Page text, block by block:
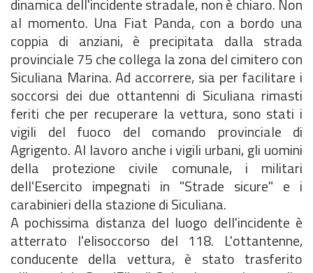
dinamica dell'incidente stradale, non è chiaro. Non
al momento. Una Fiat Panda, con a bordo una
coppia di anziani, è precipitata dalla strada
provinciale 75 che collega la zona del cimitero con
Siculiana Marina. Ad accorrere, sia per facilitare i
soccorsi dei due ottantenni di Siculiana rimasti
feriti che per recuperare la vettura, sono stati i
vigili del fuoco del comando provinciale di
Agrigento. Al lavoro anche i vigili urbani, gli uomini
della protezione civile comunale, i militari
dell'Esercito impegnati in "Strade sicure" e i
carabinieri della stazione di Siculiana.
A pochissima distanza del luogo dell'incidente è
atterrato l'elisoccorso del 118. L'ottantenne,
conducente della vettura, è stato trasferito